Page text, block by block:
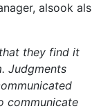
alsook als
they find it
Judgments
communicate